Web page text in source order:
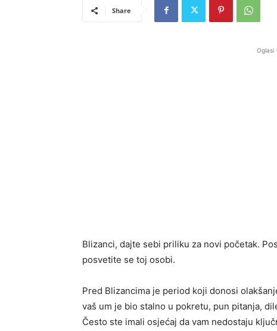
Share
Oglasi
Blizanci, dajte sebi priliku za novi početak.
posvetite se toj osobi.
Pred Blizancima je period koji donosi
vaš um je bio stalno u pokretu, pun pitanja,
Često ste imali osjećaj da vam nedostaju